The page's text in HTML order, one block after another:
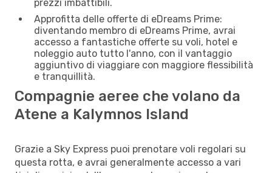
prezzi imbattibili.
Approfitta delle offerte di eDreams Prime:
diventando membro di eDreams Prime, avrai
accesso a fantastiche offerte su voli, hotel e
noleggio auto tutto l'anno, con il vantaggio
aggiuntivo di viaggiare con maggiore flessibilità
e tranquillità.
Compagnie aeree che volano da
Atene a Kalymnos Island
Grazie a Sky Express puoi prenotare voli regolari su
questa rotta, e avrai generalmente accesso a vari